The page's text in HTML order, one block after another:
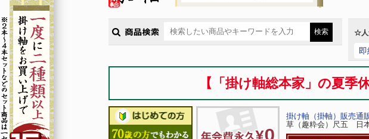
☆人
【「掛け軸総本家」の夏
掛け軸（掛軸）販売通
草（趣粋会）尺五 日